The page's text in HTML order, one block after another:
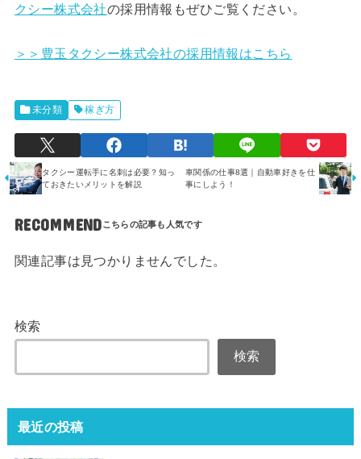
クシー株式会社の採用情報もぜひご覧ください。
＞＞豊玉タクシー株式会社の採用情報はこちら
未分類 稼ぎ方
タクシー運転手に名刺は必要？知っ
ておきたいメリットを解説
車関係の仕事8選｜自動車好きを仕
事にしよう！
RECOMMEND
関連記事は見つかりませんでした。
検索
検索
最近の投稿